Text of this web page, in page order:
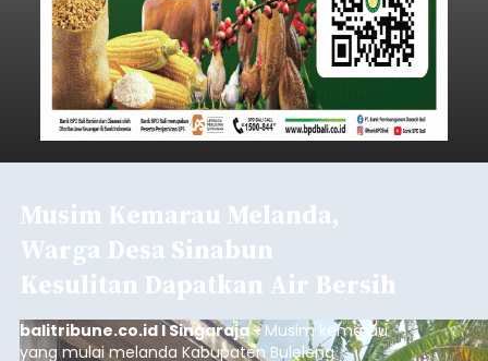
Musim Kemarau Melanda,
Warga Desa Sinabun
Kesulitan Dapatkan Air Bersih
balitribune.co.id I Singaraja -Musim kemarau
yang mulai melanda Kabupaten Buleleng